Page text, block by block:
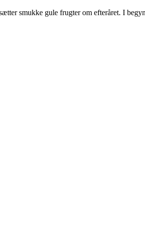
smukke gule frugter om efteråret. I